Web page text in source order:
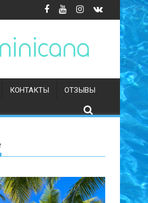
КОНТАКТЫ ОТЗЫВЫ